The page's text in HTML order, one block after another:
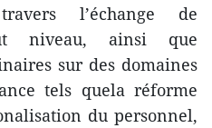
l’échange de
niveau, ainsi que
sur des domaines
tels quela réforme
du personnel,